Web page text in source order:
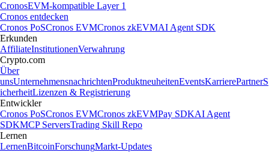
CronosEVM-kompatible Layer 1
Cronos entdecken
Cronos PoSCronos EVMCronos zkEVMAI Agent SDK
Erkunden
AffiliateInstitutionenVerwahrung
Crypto.com
Über
unsUnternehmensnachrichtenProduktneuheitenEventsKarrierePartnerS
icherheitLizenzen & Registrierung
Entwickler
Cronos PoSCronos EVMCronos zkEVMPay SDKAI Agent
SDKMCP ServersTrading Skill Repo
Lernen
LernenBitcoinForschungMarkt-Updates